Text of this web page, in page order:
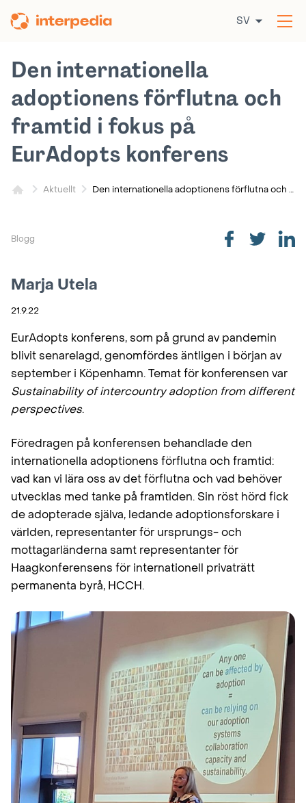
till
SV
Aktuellt Den internationella adoptionens förflutna och framtid i fokus på EurAdopts konferens
Den internationella
adoptionens förflutna och
framtid i fokus på
EurAdopts konferens
Blogg
Marja Utela
21.9.22
EurAdopts konferens, som på grund av pandemin
blivit senarelagd, genomfördes äntligen i början av
september i Köpenhamn. Temat för konferensen var
Sustainability of intercountry adoption from different
perspectives.
Föredragen på konferensen behandlade den
internationella adoptionens förflutna och framtid:
vad kan vi lära oss av det förflutna och vad behöver
utvecklas med tanke på framtiden. Sin röst hörd fick
de adopterade själva, ledande adoptionsforskare i
världen, representanter för ursprungs- och
mottagarländerna samt representanter för
Haagkonferensens för internationell privaträtt
permanenta byrå, HCCH.